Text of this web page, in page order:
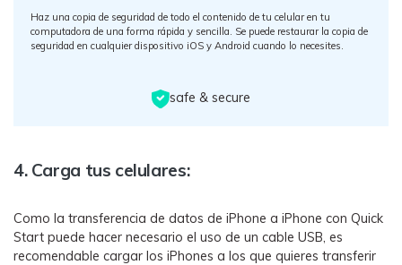
Haz una copia de seguridad de todo el contenido de tu celular en tu
computadora de una forma rápida y sencilla. Se puede restaurar la copia de
seguridad en cualquier dispositivo iOS y Android cuando lo necesites.
safe & secure
4. Carga tus celulares:
Como la transferencia de datos de iPhone a iPhone con Quick
Start puede hacer necesario el uso de un cable USB, es
recomendable cargar los iPhones a los que quieres transferir